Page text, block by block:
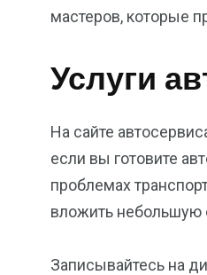
мастеров, которые
Услуги
На сайте
если вы готовите
проблемах
вложить небольшую
Записывайтесь на